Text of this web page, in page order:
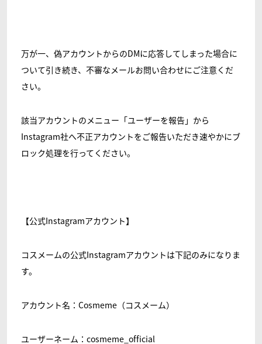
万が一、偽アカウントからのDMに応答してしまった場合に
ついて引き続き、不審なメールお問い合わせにご注意くだ
さい。
該当アカウントのメニュー「ユーザーを報告」から
Instagram社へ不正アカウントをご報告いただき速やかにブ
ロック処理を行ってください。
【公式Instagramアカウント】
コスメームの公式Instagramアカウントは下記のみになりま
す。
アカウント名：Cosmeme（コスメーム）
ユーザーネーム：cosmeme_official